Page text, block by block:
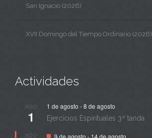
San Ignacio (2026)
XVII Domingo del Tiempo Ordinario (2026)
Actividades
AGO
1
1 de agosto -8 de agosto
Ejercicios Espirituales 3ª tanda
AGO Destacado
9 de agosto - 14 de agosto